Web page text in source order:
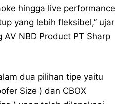
hingga live performance
yang lebih fleksibel,” ujar
NBD Product PT Sharp
dua pilihan tipe yaitu
Size ) dan CBOX